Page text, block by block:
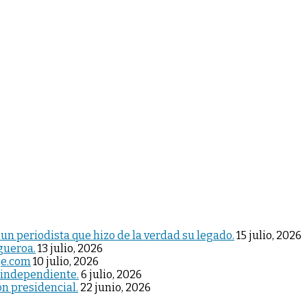
periodista que hizo de la verdad su legado. 15 julio, 2026
13 julio, 2026
10 julio, 2026
6 julio, 2026
presidencial. 22 junio, 2026